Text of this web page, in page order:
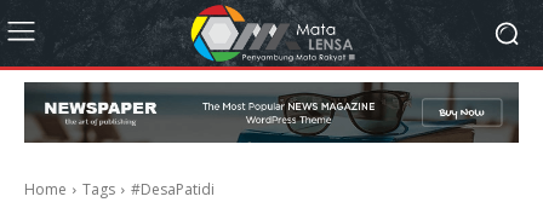
Home Tags #DesaPatidi